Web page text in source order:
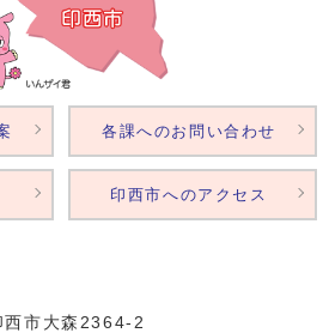
市大森2364‐2
各課へのお問い合わせ
印西市へのアクセス